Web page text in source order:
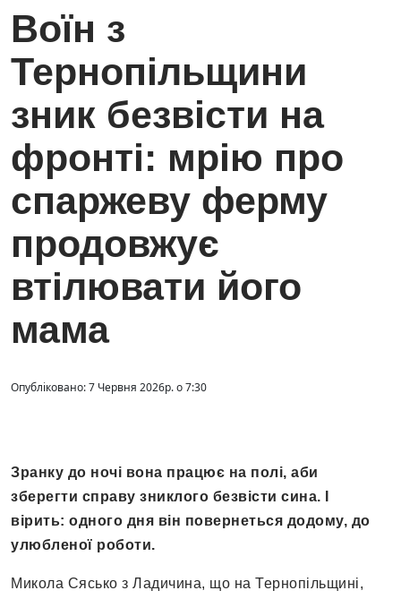
Воїн з
Тернопільщини
зник безвісти на
фронті: мрію про
спаржеву ферму
продовжує
втілювати його
мама
Опубліковано: 7 Червня 2026р. о 7:30
Зранку до ночі вона працює на полі, аби
зберегти справу зниклого безвісти сина. І
вірить: одного дня він повернеться додому, до
улюбленої роботи.
Микола Сясько з Ладичина, що на Тернопільщині,